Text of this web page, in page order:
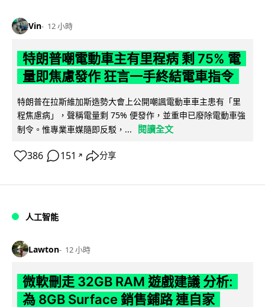
Vin 12 小時
特朗普嘲電動車主有里程病 剩 75% 電
量即焦慮發作 狂言一手終結電車指令
特朗普在拉斯維加斯造勢大會上公開嘲諷電動車車主患有「里
程焦慮病」，聲稱電量剩 75% 便發作，並重申已廢除電動車強
制令。惟專業車媒隨即反駁，...
閱讀全文
386 151 ↗ 分享
人工智能
Lawton 12 小時
微軟刪走 32GB RAM 遊戲建議 分析:
為 8GB Surface 銷售鋪路 連自家